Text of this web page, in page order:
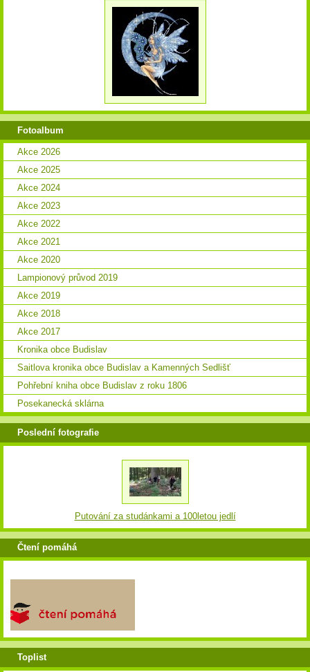
Fotoalbum
Akce 2026
Akce 2025
Akce 2024
Akce 2023
Akce 2022
Akce 2021
Akce 2020
Lampionový průvod 2019
Akce 2019
Akce 2018
Akce 2017
Kronika obce Budislav
Saitlova kronika obce Budislav a Kamenných Sedlišť
Pohřební kniha obce Budislav z roku 1806
Posekanecká sklárna
Poslední fotografie
Putování za studánkami a 100letou jedlí
Čtení pomáhá
Toplist